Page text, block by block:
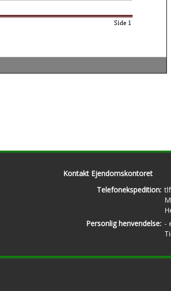
Kontakt Ejendomskontoret
Telefonekspedition:
Personlig henvendelse: -